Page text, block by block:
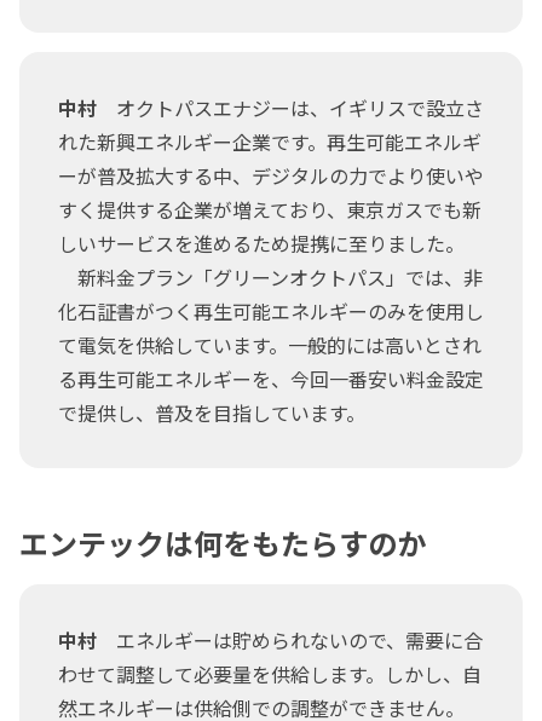
中村 オクトパスエナジーは、イギリスで設立さ
れた新興エネルギー企業です。再生可能エネルギ
ーが普及拡大する中、デジタルの力でより使いや
すく提供する企業が増えており、東京ガスでも新
しいサービスを進めるため提携に至りました。
新料金プラン「グリーンオクトパス」では、非
化石証書がつく再生可能エネルギーのみを使用し
て電気を供給しています。一般的には高いとされ
る再生可能エネルギーを、今回一番安い料金設定
で提供し、普及を目指しています。
エンテックは何をもたらすのか
中村 エネルギーは貯められないので、需要に合
わせて調整して必要量を供給します。しかし、自
然エネルギーは供給側での調整ができません。